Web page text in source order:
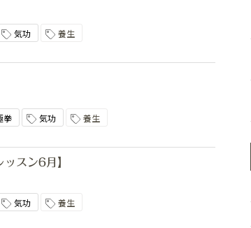
気功 養生
拳 気功 養生
スン6月】
気功 養生